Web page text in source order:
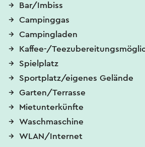
Bar/Imbiss
Campinggas
Campingladen
Kaffee-/
Spielplatz
Sportplatz/eigenes Gelände
Garten/Terrasse
Mietunterkünfte
Waschmaschine
WLAN/Internet